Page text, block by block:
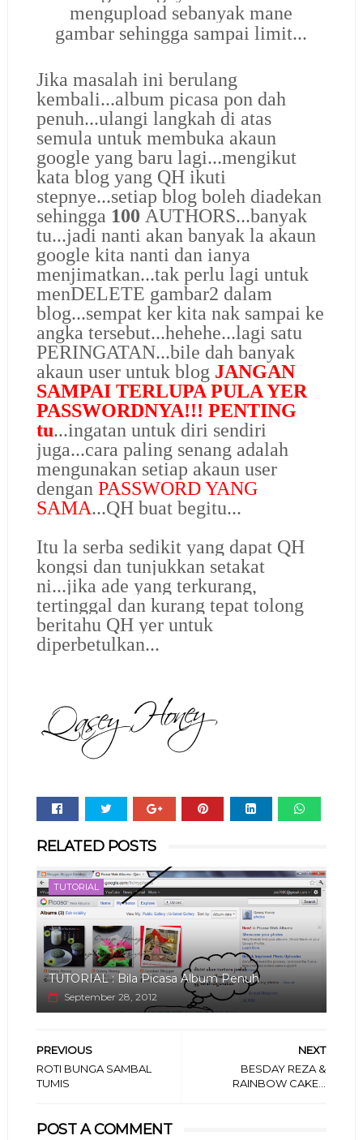
mengupload sebanyak mane
gambar sehingga sampai limit...
Jika masalah ini berulang
kembali...album picasa pon dah
penuh...ulangi langkah di atas
semula untuk membuka akaun
google yang baru lagi...mengikut
kata blog yang QH ikuti
stepnye...setiap blog boleh diadekan
sehingga 100 AUTHORS...banyak
tu...jadi nanti akan banyak la akaun
google kita nanti dan ianya
menjimatkan...tak perlu lagi untuk
menDELETE gambar2 dalam
blog...sempat ker kita nak sampai ke
angka tersebut...hehehe...lagi satu
PERINGATAN...bile dah banyak
akaun user untuk blog JANGAN
SAMPAI TERLUPA PULA YER
PASSWORDNYA!!! PENTING
tu...ingatan untuk diri sendiri
juga...cara paling senang adalah
mengunakan setiap akaun user
dengan PASSWORD YANG
SAMA...QH buat begitu...
Itu la serba sedikit yang dapat QH
kongsi dan tunjukkan setakat
ni...jika ade yang terkurang,
tertinggal dan kurang tepat tolong
beritahu QH yer untuk
diperbetulkan...
RELATED POSTS
TUTORIAL
TUTORIAL : Bila Picasa Album Penuh
September 28, 2012
NEXT
BESDAY REZA &
RAINBOW CAKE...
PREVIOUS
ROTI BUNGA SAMBAL
TUMIS
POST A COMMENT